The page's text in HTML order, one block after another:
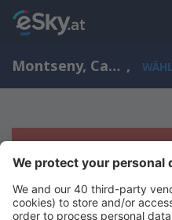
Montseny, Catalonia, Spanien ,
Es tut uns leid, wir
Ergebnisse